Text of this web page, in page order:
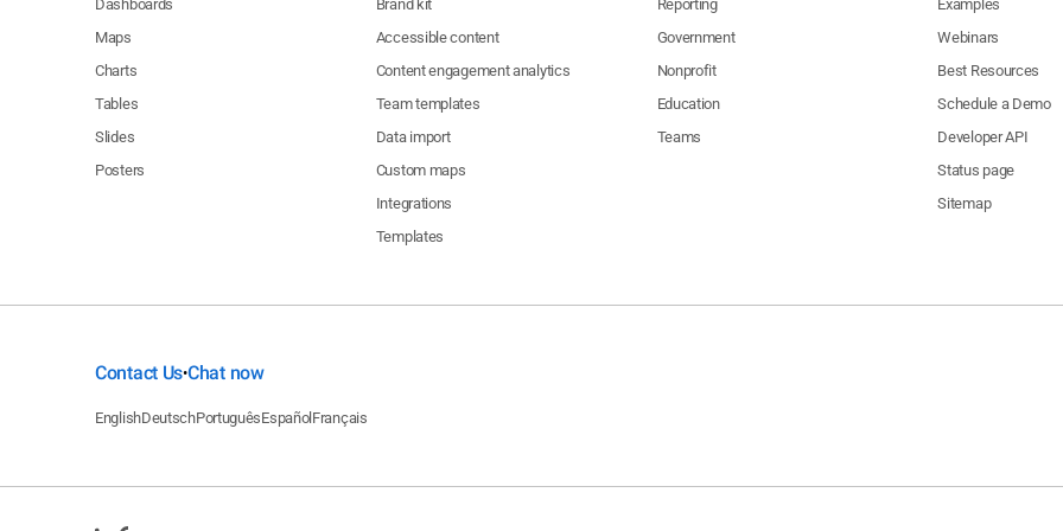
Dashboards
Maps
Charts
Tables
Slides
Posters
Brand kit
Accessible content
Content engagement analytics
Team templates
Data import
Custom maps
Integrations
Templates
Reporting
Government
Nonprofit
Education
Teams
Examples
Webinars
Best Resources
Schedule a Demo
Developer API
Status page
Sitemap
Contact Us•Chat now
EnglishDeutschPortuguêsEspañol Français